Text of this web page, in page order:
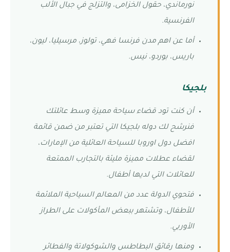
نورماندي، حقول الخزامى، والتزلج في جبال الألب
الفرنسية.
أما عن اهم مدن فرنسا فهي، تولوز، مرسيليا، ليون،
باريس، بوردو، نيس.
بلجيكا
أن كنت تود قضاء سياحة مميزة وسط عائلتك
فنرشح لك دوله بلجيكا التي تعتبر من ضمن قائمة
افضل دول اوروبا للسياحة العائلية من الإمارات،
لقضاء عطلات مميزة مليئة بالتجارب الممتعة
للعائلات التي لديها أطفال.
فتحوي الدولة عدد من المعالم السياحية الملائمة
للأطفال، وتشتهر ببعض المأكولات على الطراز
الأوربي.
ومنها رقائق البطاطس والشوكولاتة والفطائر